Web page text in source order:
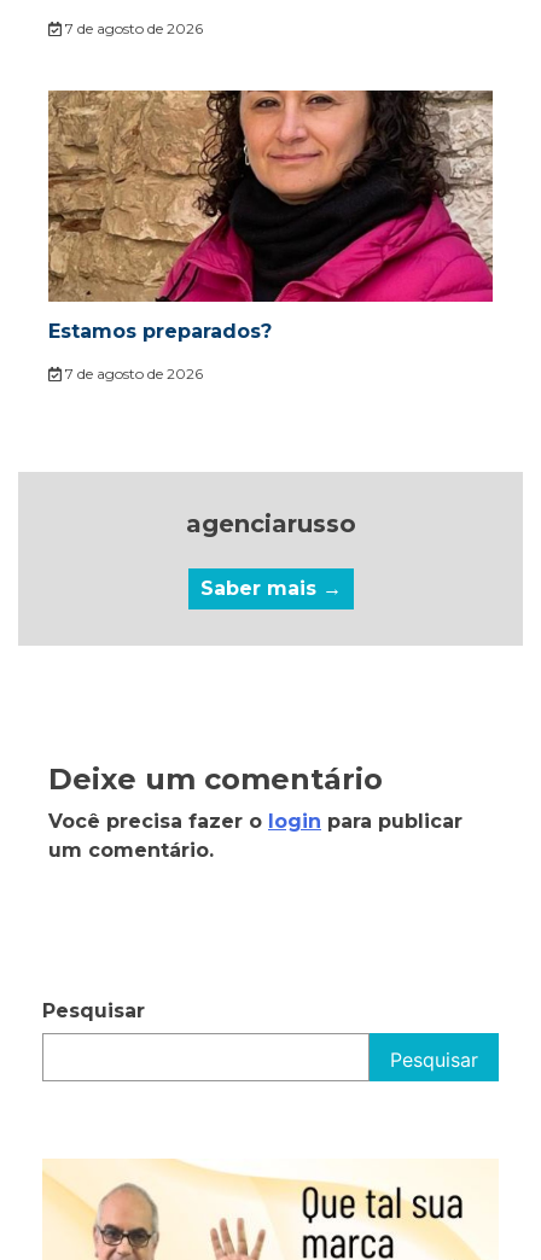
7 de agosto de 2026
Estamos preparados?
7 de agosto de 2026
agenciarusso
Saber mais →
Deixe um comentário
Você precisa fazer o login para publicar
um comentário.
Pesquisar
Pesquisar